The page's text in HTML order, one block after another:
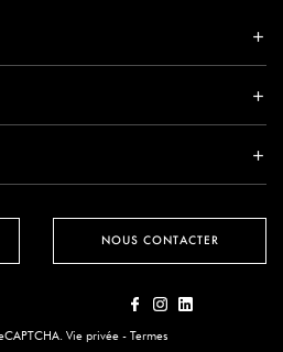
NOUS CONTACTER
Vie privée - Termes